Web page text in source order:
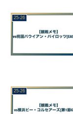
25-26
25-26